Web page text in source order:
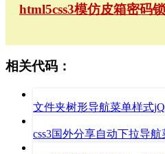
html5css3模仿皮箱密码
相关代码：
文件夹树形导航菜单样式
css3国外分享自动下拉导航